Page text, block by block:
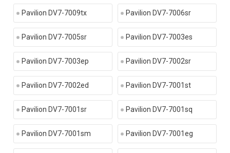
Pavilion DV7-7009tx Pavilion DV7-7006sr
Pavilion DV7-7005sr Pavilion DV7-7003es
Pavilion DV7-7003ep Pavilion DV7-7002sr
Pavilion DV7-7002ed Pavilion DV7-7001st
Pavilion DV7-7001sr Pavilion DV7-7001sq
Pavilion DV7-7001sm Pavilion DV7-7001eg